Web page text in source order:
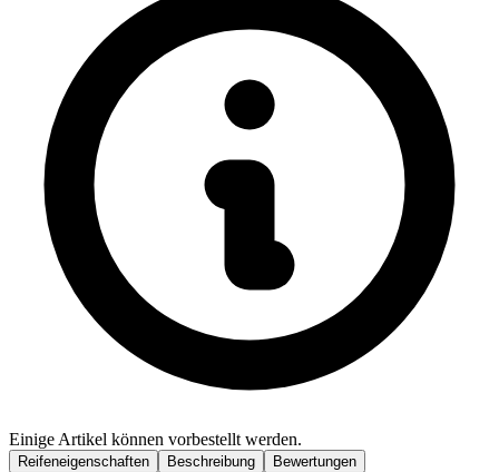
Einige Artikel können vorbestellt werden.
Reifeneigenschaften Beschreibung Bewertungen